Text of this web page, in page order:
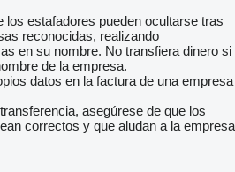
los estafadores pueden ocultarse tras
reconocidas, realizando
en su nombre. No transfiera dinero si
de la empresa.
datos en la factura de una empresa
asegúrese de que los
correctos y que aludan a la empresa